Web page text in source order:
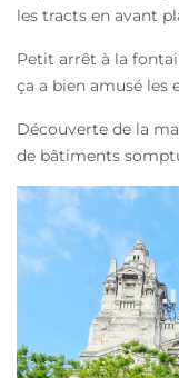
les tracts en avant
Petit arrêt à la
ça a bien amusé les
Découverte de la
de bâtiments